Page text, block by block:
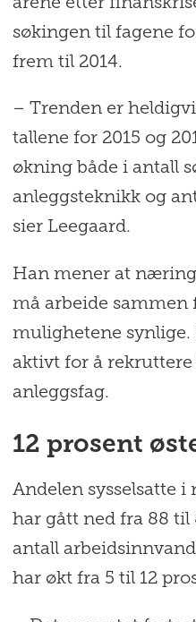
søkingen til fagene
frem til 2014.
– Trenden er
tallene for 2015 og
økning både i antall
anleggsteknikk og
sier Leegaard.
Han mener at
må arbeide sammen
mulighetene synlige.
aktivt for å
anleggsfag.
12 prosent
Andelen sysselsatte
har gått ned fra 88 til
antall
har økt fra 5 til 12